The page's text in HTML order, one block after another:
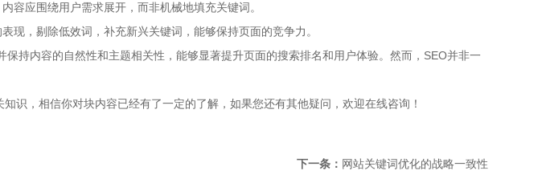
容应围绕用户需求展开，而非机械地填充关键词。
现，剔除低效词，补充新兴关键词，能够保持页面的竞争力。
持内容的自然性和主题相关性，能够显著提升页面的搜索排名和用户体验。然而，SEO并非一
识，相信你对块内容已经有了一定的了解，如果您还有其他疑问，欢迎在线咨询！
下一条： 网站关键词优化的战略一致性